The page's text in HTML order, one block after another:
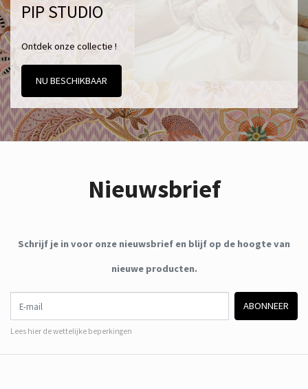
PIP STUDIO
Ontdek onze collectie !
NU BESCHIKBAAR
Nieuwsbrief
Schrijf je in voor onze nieuwsbrief en blijf op de hoogte van
nieuwe producten.
ABONNEER
Lees hier de wettelijke beperkingen